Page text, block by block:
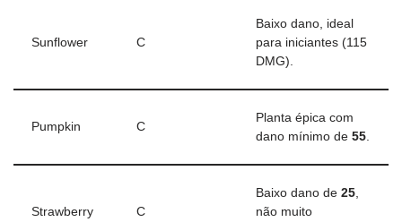
Sunflower C
Baixo dano, ideal
para iniciantes (115
DMG).
Pumpkin C
Planta épica com
dano mínimo de 55
Strawberry C
Baixo dano de 25
não muito